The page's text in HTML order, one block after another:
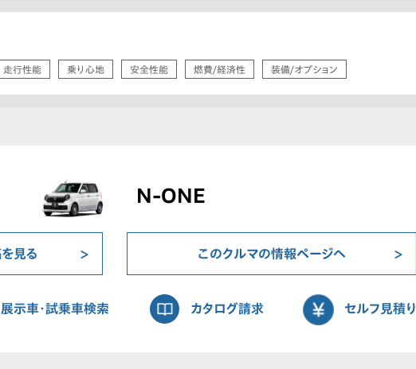
走行性能 乗り心地 安全性能 燃費/経済性 装備/オプション
N-ONE
見る このクルマの情報ページへ
展示車・試乗車検索 カタログ請求 セルフ見積り